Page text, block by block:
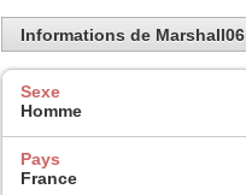
Informations de Marshall06
Sexe
Homme
Pays
France